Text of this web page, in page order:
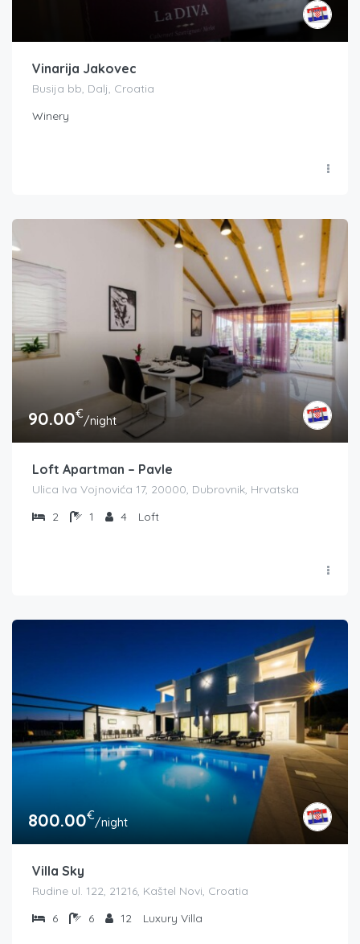
Vinarija Jakovec
Busija bb, Dalj, Croatia
Winery
90.00€/night
Loft Apartman – Pavle
Ulica Iva Vojnovića 17, 20000, Dubrovnik, Hrvatska
2
1 4 Loft
800.00€/night
Villa Sky
Rudine ul. 122, 21216, Kaštel Novi, Croatia
6
6 12 Luxury Villa